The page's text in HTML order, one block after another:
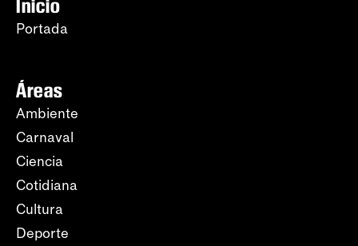
Inicio
Portada
Áreas
Ambiente
Carnaval
Ciencia
Cotidiana
Cultura
Deporte